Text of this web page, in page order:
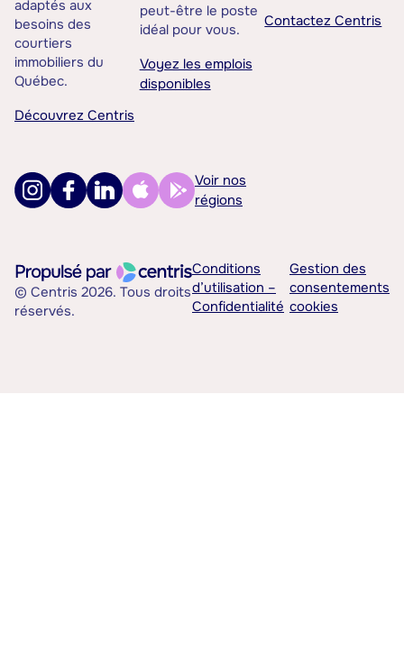
adaptés aux
besoins des
courtiers
immobiliers du
Québec.
Découvrez Centris
peut-être le poste
idéal pour vous.
Voyez les emplois
disponibles
Contactez Centris
Voir nos
régions
© Centris 2026. Tous droits
réservés.
Conditions
d’utilisation –
Confidentialité
Gestion des
consentements
cookies